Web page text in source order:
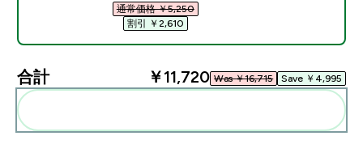
通常価格 ￥5,250‎
割引 ￥2,610‎
合計 ￥11,720‎ Was ￥16,715‎ Save ￥4,995‎